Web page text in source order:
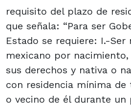
requisito del plazo de
que señala: “Para ser
Estado se requiere: I.-Ser
mexicano por
sus derechos y nativa o
con residencia mínima de
o vecino de él durante un